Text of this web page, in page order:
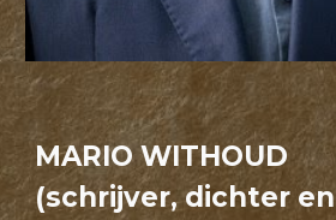
MARIO WITHOUD
(schrijver, dichter en